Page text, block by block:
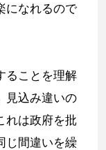
になれるので
ることを理解
見込み違いの
れは政府を批
じ間違いを繰